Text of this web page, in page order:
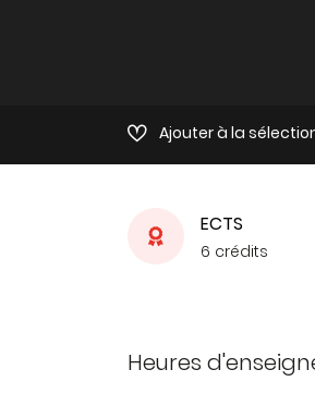
Ajouter à la
ECTS
6 crédits
Heures